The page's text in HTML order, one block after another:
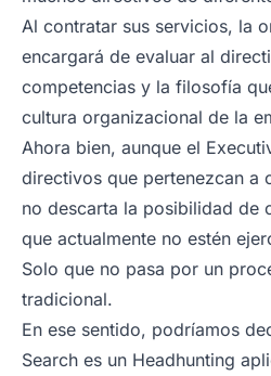
Al contratar sus servicios, la
encargará de evaluar al
competencias y la filosofía
cultura organizacional de la
Ahora bien, aunque el
directivos que pertenezcan a
no descarta la posibilidad de
que actualmente no estén
Solo que no pasa por un
tradicional.
En ese sentido, podríamos
Search es un Headhunting